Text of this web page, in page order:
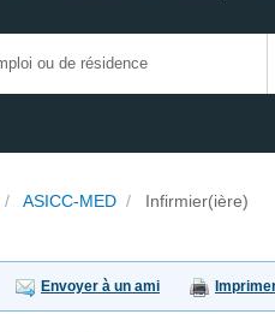
/ ASICC-MED / Infirmier(ière)
Envoyer à un ami